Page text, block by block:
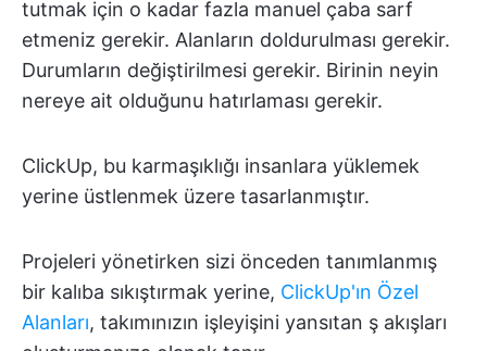
tutmak için o kadar fazla manuel çaba sarf
etmeniz gerekir. Alanların doldurulması gerekir.
Durumların değiştirilmesi gerekir. Birinin neyin
nereye ait olduğunu hatırlaması gerekir.
ClickUp, bu karmaşıklığı insanlara yüklemek
yerine üstlenmek üzere tasarlanmıştır.
Projeleri yönetirken sizi önceden tanımlanmış
bir kalıba sıkıştırmak yerine, ClickUp'ın Özel
Alanları, takımınızın işleyişini yansıtan ş akışları